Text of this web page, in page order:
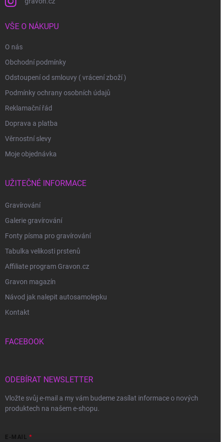
VŠE O NÁKUPU
O nás
Obchodní podmínky
Odstoupení od smlouvy ( vrácení zboží )
Podmínky ochrany osobních údajů
Reklamační řád
Doprava a platba
Věrnostní slevy
Moje objednávka
UŽITEČNÉ INFORMACE
Gravírování
Galerie gravírování
Fonty písma pro gravírování
Tabulka velikosti prstenů
Affiliate program Gravon.cz
Gravon magazín
Návod jak nalepit autosamolepku
Kontakt
FACEBOOK
ODEBÍRAT NEWSLETTER
Vložte svůj e-mail a my vám budeme zasílat informace o nových
produktech na našem e-shopu.
E-MAIL